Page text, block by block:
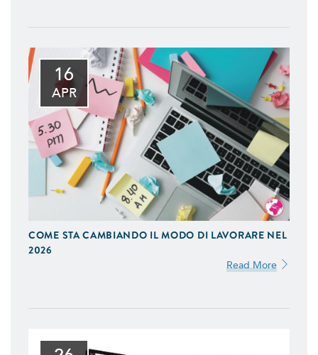
16
APR
COME STA CAMBIANDO IL MODO DI LAVORARE NEL
2026
Read More